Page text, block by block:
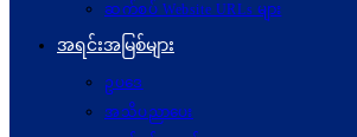
ဆက်စပ် Website URLs များ
အရင်းအမြစ်များ
ဥပဒေ
အသိပညာပေး